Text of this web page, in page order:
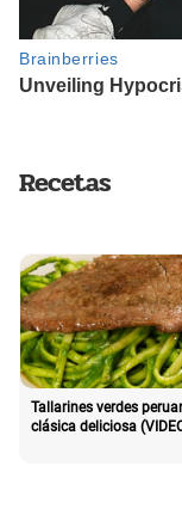
Recetas
Tallarines verdes
clásica deliciosa